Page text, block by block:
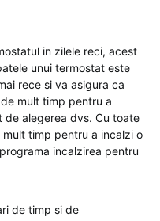
in zilele reci, acest
unui termostat este
rece si va asigura ca
mult timp pentru a
de alegerea dvs. Cu toate
timp pentru a incalzi o
incalzirea pentru
de timp si de